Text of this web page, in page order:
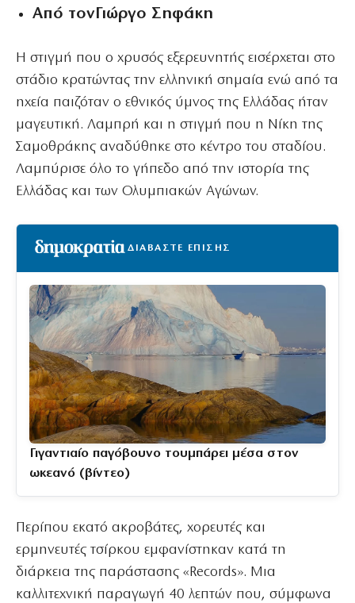
Από τονΓιώργο Σηφάκη
Η στιγμή που ο χρυσός εξερευνητής εισέρχεται στο
στάδιο κρατώντας την ελληνική σημαία ενώ από τα
ηχεία παιζόταν ο εθνικός ύμνος της Ελλάδας ήταν
μαγευτική. Λαμπρή και η στιγμή που η Νίκη της
Σαμοθράκης αναδύθηκε στο κέντρο του σταδίου.
Λαμπύρισε όλο το γήπεδο από την ιστορία της
Ελλάδας και των Ολυμπιακών Αγώνων.
ΔΙΑΒΑΣΤΕ ΕΠΙΣΗΣ
Γιγαντιαίο παγόβουνο τουμπάρει μέσα στον
ωκεανό (βίντεο)
Περίπου εκατό ακροβάτες, χορευτές και
ερμηνευτές τσίρκου εμφανίστηκαν κατά τη
διάρκεια της παράστασης «Records». Μια
καλλιτεχνική παραγωγή 40 λεπτών που, σύμφωνα